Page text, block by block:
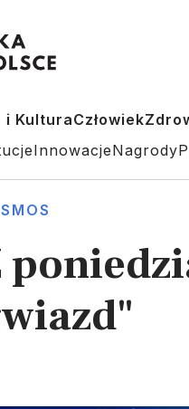
i KulturaCzłowiek
InnowacjeNagrody